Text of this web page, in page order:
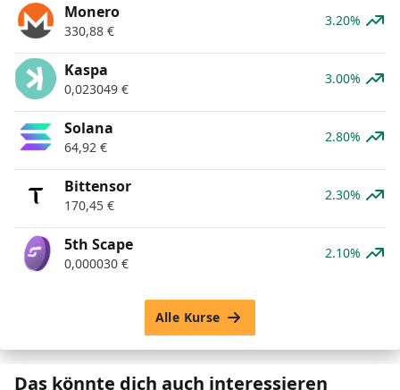
Monero
330,88 €
3.20%
Kaspa
0,023049 €
3.00%
Solana
64,92 €
2.80%
Bittensor
170,45 €
2.30%
5th Scape
0,000030 €
2.10%
Alle Kurse
Das könnte dich auch interessieren